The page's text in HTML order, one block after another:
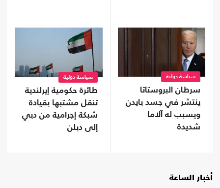
سياسة دولية
سرطان البروستاتا
ينتشر في جسد بايدن
ويسبب له آلاما
شديدة
سياسة دولية
طائرة حكومية إيرلندية
تنقل مشتبها بقيادة
شبكة إجرامية من دبي
إلى دبلن
أخبار الساعة